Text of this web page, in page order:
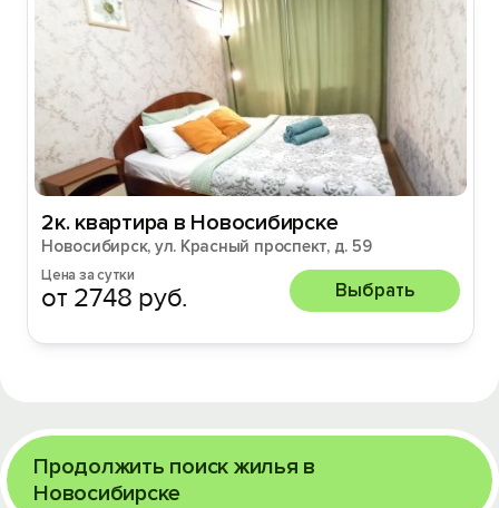
2к. квартира в Новосибирске
Новосибирск, ул. Красный проспект, д. 59
Цена за сутки
от 2748 руб. Выбрать
Продолжить поиск жилья в
Новосибирске